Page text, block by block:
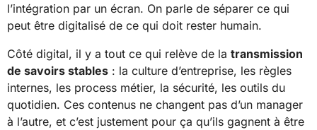
l’intégration par un écran. On parle de séparer ce qui
peut être digitalisé de ce qui doit rester humain.
Côté digital, il y a tout ce qui relève de la transmission
de savoirs stables : la culture d’entreprise, les règles
internes, les process métier, la sécurité, les outils du
quotidien. Ces contenus ne changent pas d’un manager
à l’autre, et c’est justement pour ça qu’ils gagnent à être